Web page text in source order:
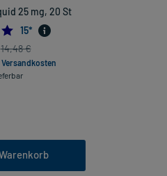
25 mg, 20 St
5.0
15*
14,48 €
Versandkosten